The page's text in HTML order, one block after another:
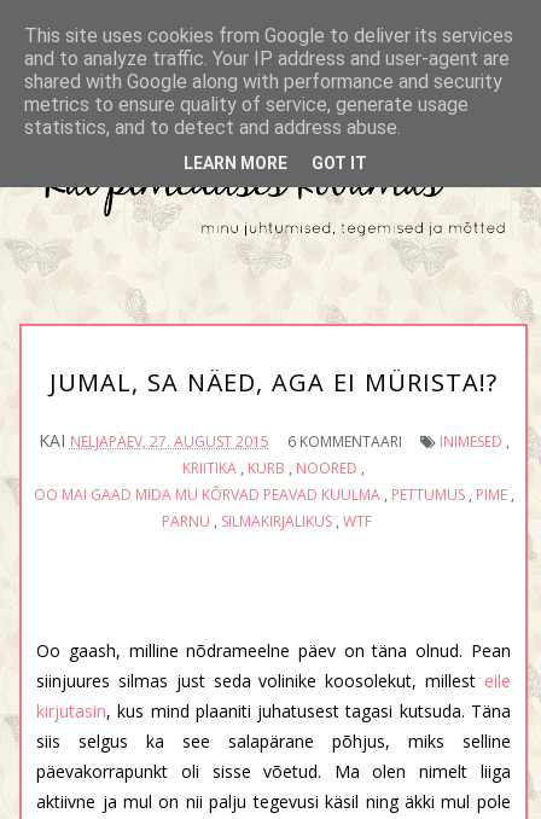
JUMAL, SA NÄED, AGA EI MÜRISTA!?
KAI NELJAPÄEV, 27. AUGUST 2015 6 KOMMENTAARI INIMESED ,
KRIITIKA , KURB , NOORED ,
OO MAI GAAD MIDA MU KÕRVAD PEAVAD KUULMA, PETTUMUS, PIME,
PÄRNU , SILMAKIRJALIKUS, WTF
Oo gaash, milline nõdrameelne päev on täna olnud. Pean
siinjuures silmas just seda volinike koosolekut, millest eile
kirjutasin, kus mind plaaniti juhatusest tagasi kutsuda. Täna
siis selgus ka see salapärane põhjus, miks selline
päevakorrapunkt oli sisse võetud. Ma olen nimelt liiga
aktiivne ja mul on nii palju tegevusi käsil ning äkki mul pole
This site uses cookies from Google to deliver its services
and to analyze traffic. Your IP address and user-agent are
shared with Google along with performance and security
metrics to ensure quality of service, generate usage
statistics, and to detect and address abuse.
LEARN MORE GOT IT